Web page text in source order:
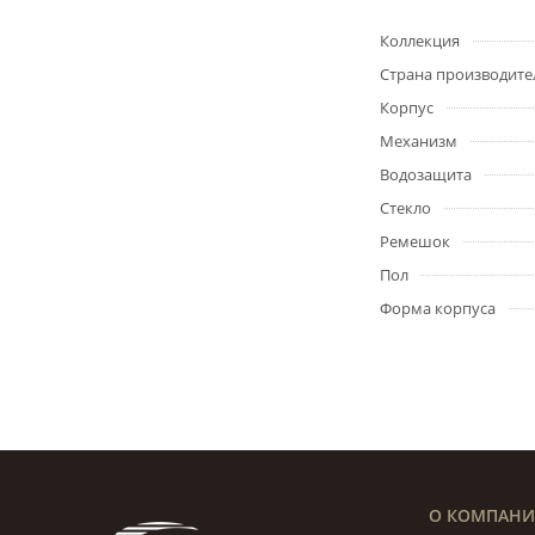
Коллекция
Страна
Корпус
Механизм
Водозащита
Стекло
Ремешок
Пол
Форма корпуса
О